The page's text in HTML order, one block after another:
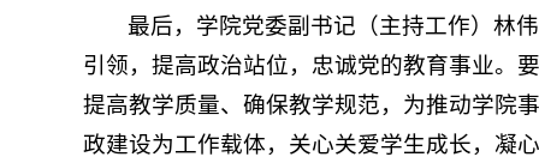
最后，学院党委副书记（主持工作）林
引领，提高政治站位，忠诚党的教育事业。
提高教学质量、确保教学规范，为推动学院
政建设为工作载体，关心关爱学生成长，凝